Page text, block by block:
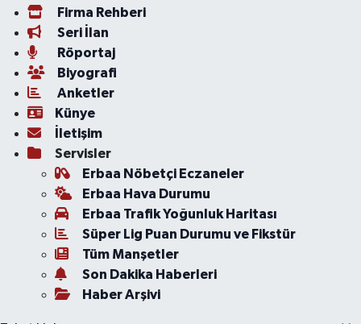
Firma Rehberi
Seri İlan
Röportaj
Biyografi
Anketler
Künye
İletişim
Servisler
Erbaa Nöbetçi Eczaneler
Erbaa Hava Durumu
Erbaa Trafik Yoğunluk Haritası
Süper Lig Puan Durumu ve Fikstür
Tüm Manşetler
Son Dakika Haberleri
Haber Arşivi